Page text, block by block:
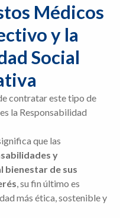
Médicos
y la
Social
contratar este tipo de
la Responsabilidad
que las
y
bienestar de sus
, su fin último es
más ética, sostenible y